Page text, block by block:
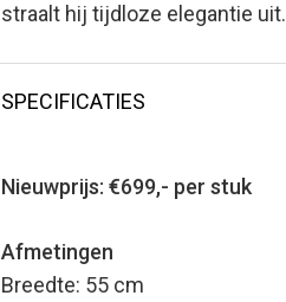
straalt hij tijdloze elegantie uit.
SPECIFICATIES
Nieuwprijs: €699,- per stuk
Afmetingen
Breedte: 55 cm